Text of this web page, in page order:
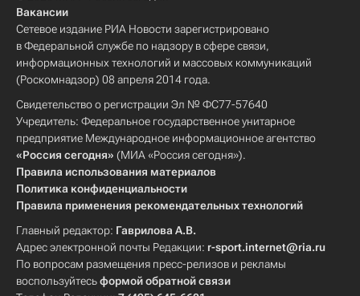
Вакансии
Сетевое издание РИА Новости зарегистрировано
в Федеральной службе по надзору в сфере связи,
информационных технологий и массовых коммуникаций
(Роскомнадзор) 08 апреля 2014 года.
Свидетельство о регистрации Эл № ФС77-57640
Учредитель: Федеральное государственное унитарное
предприятие Международное информационное агентство
«Россия сегодня» (МИА «Россия сегодня»).
Правила использования материалов
Политика конфиденциальности
Правила применения рекомендательных технологий
Главный редактор: Гаврилова А.В.
Адрес электронной почты Редакции: r-sport.internet@ria.ru
По вопросам размещения пресс-релизов и рекламы
воспользуйтесьформой обратной связи